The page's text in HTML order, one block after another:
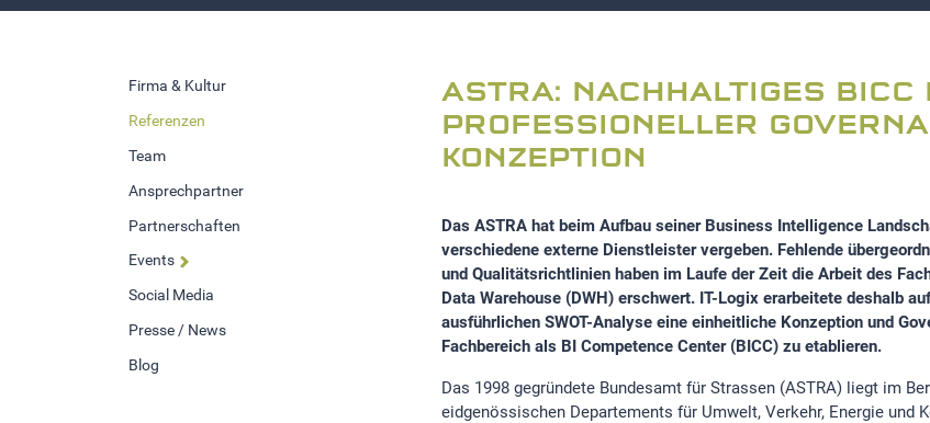
Firma & Kultur
Referenzen
Team
Ansprechpartner
Partnerschaften
Events
Social Media
Presse / News
Blog
ASTRA: NACHHALTIGES BICC
PROFESSIONELLER
KONZEPTION
Das ASTRA hat beim Aufbau seiner Business Intelligence
verschiedene externe Dienstleister vergeben. Fehlende
und Qualitätsrichtlinien haben im Laufe der Zeit die Arbeit des
Data Warehouse (DWH) erschwert. IT-Logix erarbeitete deshalb
ausführlichen SWOT-Analyse eine einheitliche Konzeption und
Fachbereich als BI Competence Center (BICC) zu etablieren.
Das 1998 gegründete Bundesamt für Strassen (ASTRA) liegt im
eidgenössischen Departements für Umwelt, Verkehr, Energie und